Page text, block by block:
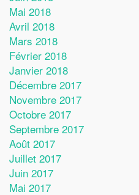
Mai 2018
Avril 2018
Mars 2018
Février 2018
Janvier 2018
Décembre 2017
Novembre 2017
Octobre 2017
Septembre 2017
Août 2017
Juillet 2017
Juin 2017
Mai 2017